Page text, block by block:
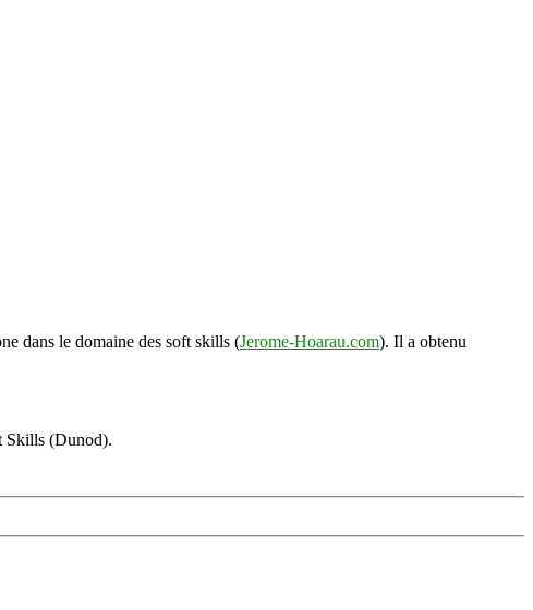
dans le domaine des soft skills (Jerome-Hoarau.com). Il a obtenu
Skills (Dunod).